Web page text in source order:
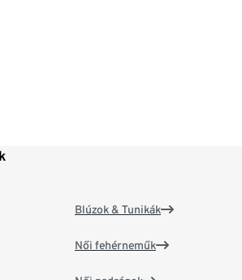
Blúzok & Tunikák
Női fehérneműk